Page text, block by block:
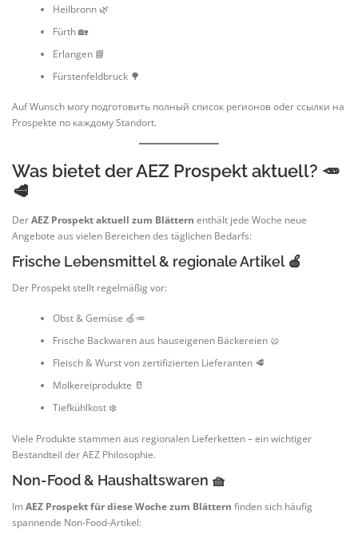
Heilbronn 🌿
Fürth 🏡
Erlangen 📘
Fürstenfeldbruck 🌳
Auf Wunsch могу подготовить полный список регионов oder ссылки на
Prospekte по каждому Standort.
Was bietet der AEZ Prospekt aktuell? 🥕
🥩
DerAEZ Prospekt aktuell zum Blättern enthält jede Woche neue
Angebote aus vielen Bereichen des täglichen Bedarfs:
Frische Lebensmittel & regionale Artikel 🍎
Der Prospekt stellt regelmäßig vor:
Obst & Gemüse 🍏🥕
Frische Backwaren aus hauseigenen Bäckereien 🥨
Fleisch & Wurst von zertifizierten Lieferanten 🥩
Molkereiprodukte 🥛
Tiefkühlkost ❄️
Viele Produkte stammen aus regionalen Lieferketten – ein wichtiger
Bestandteil der AEZ Philosophie.
Non-Food & Haushaltswaren 🧺
Im AEZ Prospekt für diese Woche zum Blättern finden sich häufig
spannende Non-Food-Artikel: